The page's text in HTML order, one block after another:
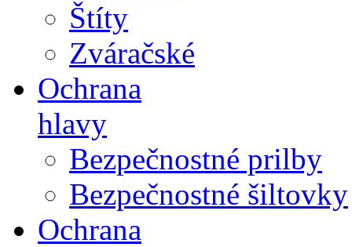
Štíty
Zváračské
Ochrana
hlavy
Bezpečnostné prilby
Bezpečnostné šiltovky
Ochrana